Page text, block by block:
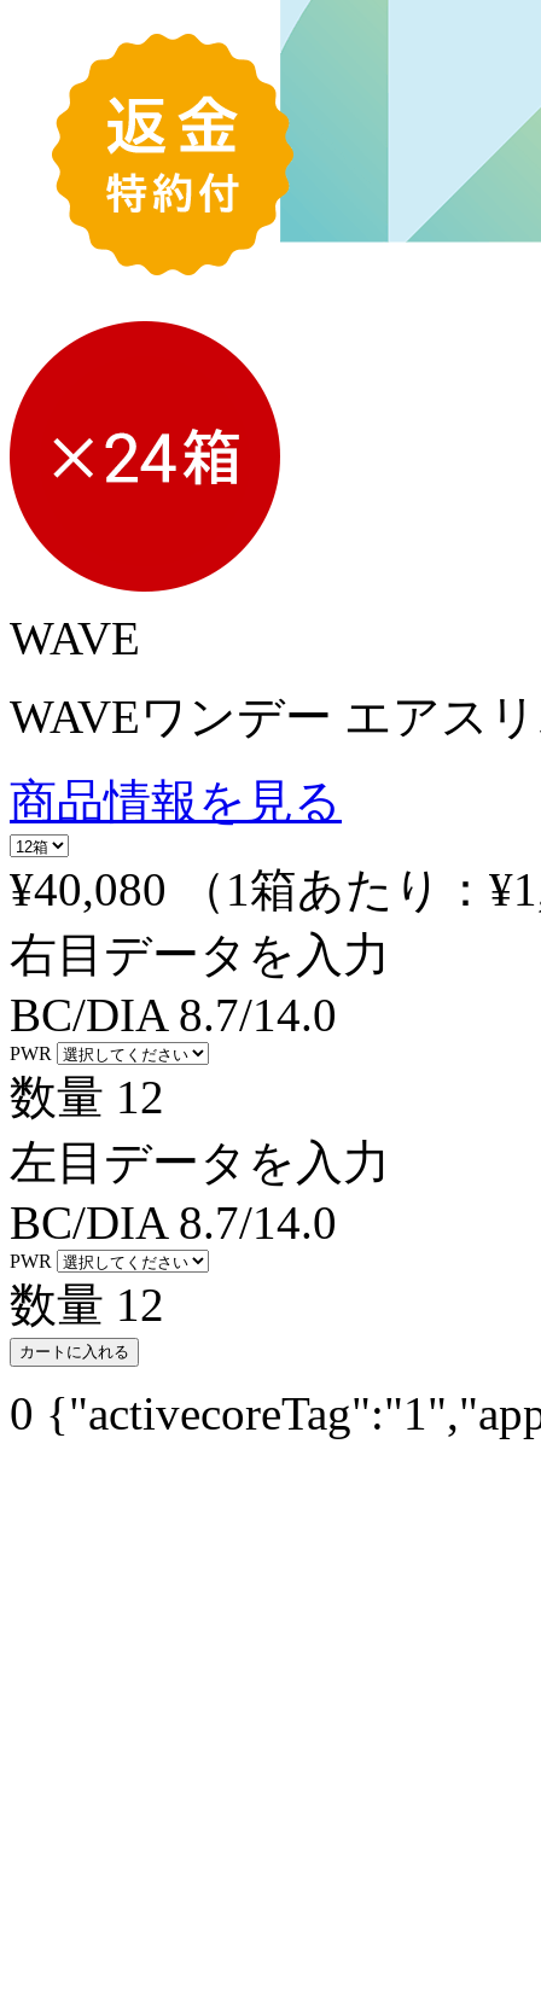
WAVE
WAVEワンデー エアス
商品情報を見る
¥40,080
（1箱あたり：
右目データを入力
BC/DIA 8.7/14.0
PWR
数量 12
左目データを入力
BC/DIA 8.7/14.0
PWR
数量 12
カートに入れる
0